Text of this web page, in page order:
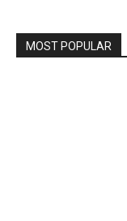
MOST POPULAR